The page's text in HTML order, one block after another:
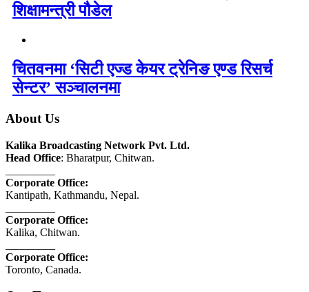
शिक्षामन्त्री पौडेल
चितवनमा ‘सिटी एज्ड केयर ट्रेनिङ एण्ड रिसर्च
सेन्टर’ सञ्चालनमा
About Us
Kalika Broadcasting Network Pvt. Ltd.
Head Office: Bharatpur, Chitwan.
Corporate Office:
Kantipath, Kathmandu, Nepal.
Corporate Office:
Kalika, Chitwan.
Corporate Office:
Toronto, Canada.